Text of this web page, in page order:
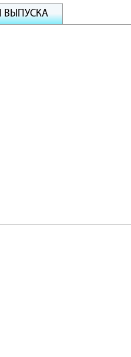
ВЫПУСКА